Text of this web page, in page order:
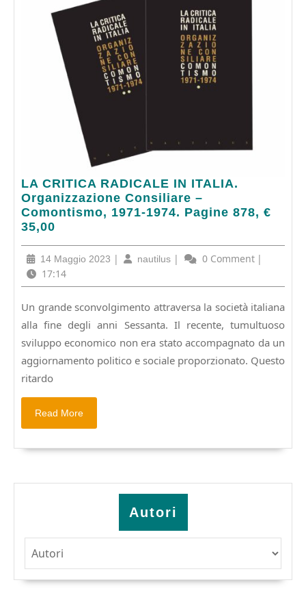
LA CRITICA RADICALE IN ITALIA.
Organizzazione Consiliare –
Comontismo, 1971-1974. Pagine 878, €
35,00
LA
CRITICA
RADICALE
IN
Organizzazione
Consiliare
–
1971-
1974.
Pagine
878,
€
35,00
14 Maggio 2023 14
2023
| nautilus nautilus
| 0 Comment |
17:14
Un grande sconvolgimento attraversa la società italiana
alla fine degli anni Sessanta. Il recente, tumultuoso
sviluppo economico non era stato accompagnato da un
aggiornamento politico e sociale proporzionato. Questo
ritardo
Read More
Autori